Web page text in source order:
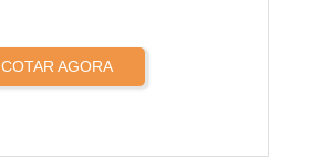
COTAR AGORA